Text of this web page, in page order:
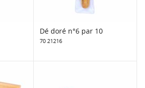
Dé doré n°6 par 10
70 21216